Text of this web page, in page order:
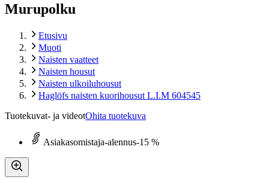
Murupolku
Etusivu
Muoti
Naisten vaatteet
Naisten housut
Naisten ulkoiluhousut
Haglöfs naisten kuorihousut L.I.M 604545
Tuotekuvat- ja videotOhita tuotekuva
Asiakasomistaja-alennus-15 %